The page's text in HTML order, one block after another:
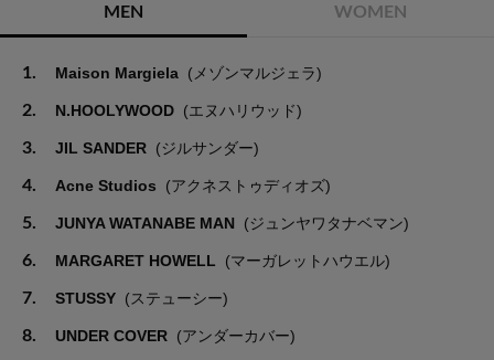
MEN WOMEN
1. Maison Margiela (メゾンマルジェラ)
2. N.HOOLYWOOD (エヌハリウッド)
3. JIL SANDER (ジルサンダー)
4. Acne Studios (アクネストゥディオズ)
5. JUNYA WATANABE MAN (ジュンヤワタナベマン)
6. MARGARET HOWELL (マーガレットハウエル)
7. STUSSY (ステューシー)
8. UNDER COVER (アンダーカバー)